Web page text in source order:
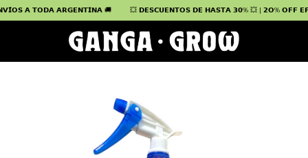
𝗔 𝗧𝗢𝗗𝗔 𝗔𝗥𝗚𝗘𝗡𝗧𝗜𝗡𝗔 🚚 💥 𝗗𝗘𝗦𝗖𝗨𝗘𝗡𝗧𝗢𝗦 𝗗𝗘 𝗛𝗔𝗦𝗧𝗔 𝟯𝟬% 💥 | 𝟮𝗢% 𝗢𝗙𝗙